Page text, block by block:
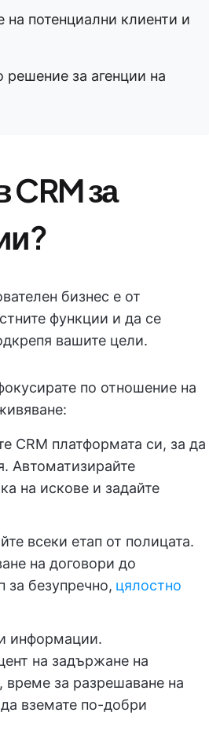
потенциални клиенти и
за агенции на
CRM за
бизнес е от
функции и да се
вашите цели.
по отношение на
CRM платформата си, за да
Автоматизирайте
на искове и задайте
всеки етап от полицата.
на договори до
за безупречно, цялостно
информации.
на задържане на
за разрешаване на
вземате по-добри